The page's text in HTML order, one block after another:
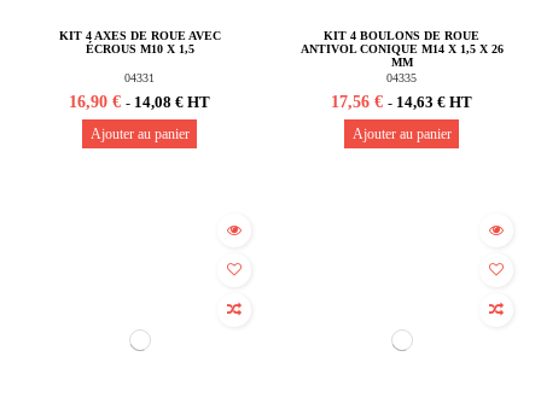
KIT 4 AXES DE ROUE AVEC
ÉCROUS M10 X 1,5
04331
16,90 € - 14,08 € HT
Ajouter au panier
KIT 4 BOULONS DE ROUE
ANTIVOL CONIQUE M14 X 1,5 X 26
MM
04335
17,56 € - 14,63 € HT
Ajouter au panier